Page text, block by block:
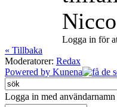
Nicco
Logga in för
« Tillbaka
Moderatorer: Redax
Powered by Kunena
Logga in med